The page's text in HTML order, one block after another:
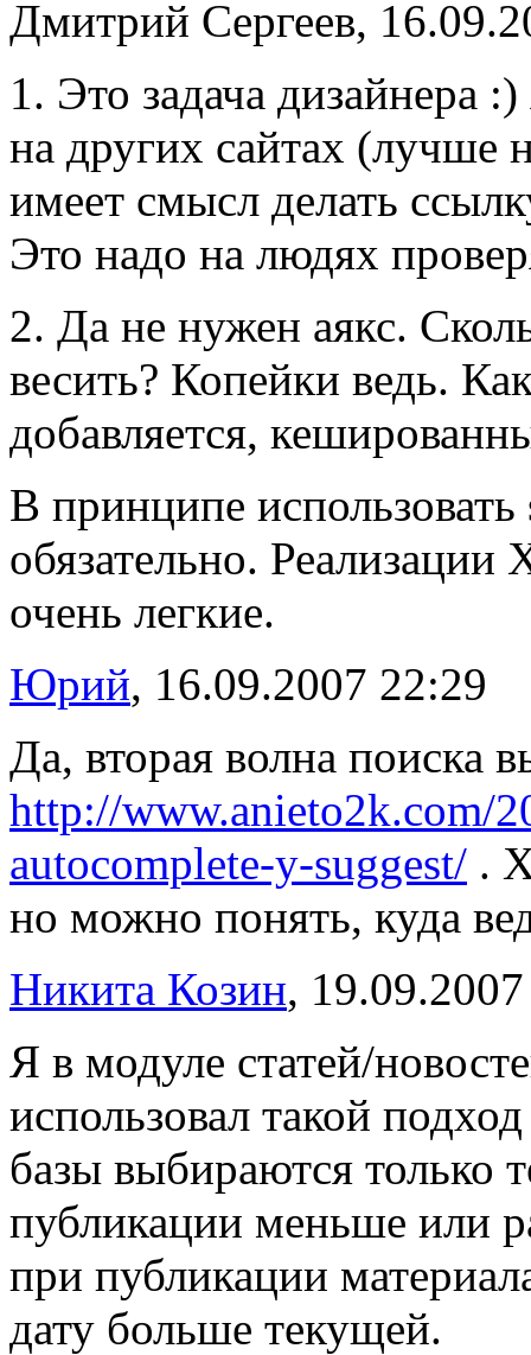
Дмитрий Сергеев,
1. Это задача дизайнера
на других сайтах
имеет смысл делать
Это надо на людях
2. Да не нужен аякс.
весить? Копейки ведь.
добавляется,
В принципе
обязательно.
очень легкие.
Юрий, 16.09.2007 22:29
Да, вторая волна поиска
http://www.anieto2k.com/
autocomplete-y-suggest/ .
но можно понять, куда
Никита Козин,
Я в модуле статей/
использовал такой
базы выбираются только
публикации меньше или
при публикации
дату больше текущей.